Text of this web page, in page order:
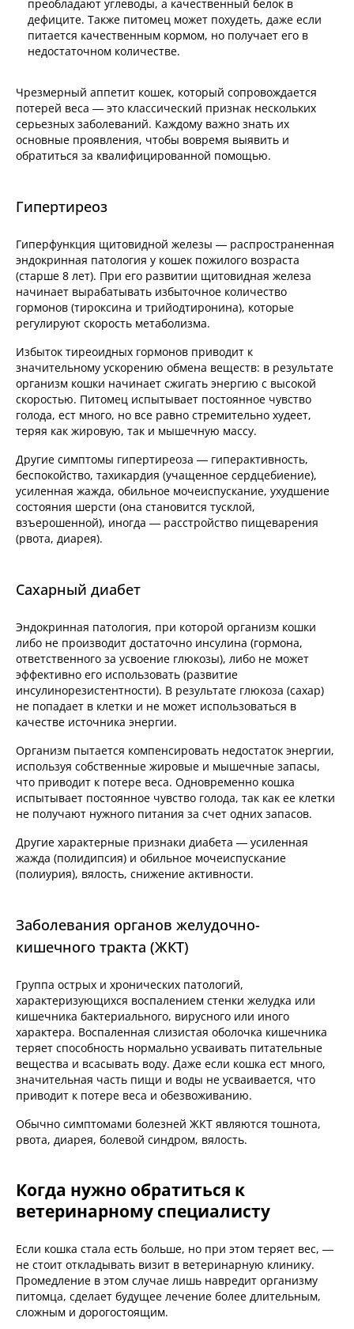
преобладают углеводы, а качественный белок в
дефиците. Также питомец может похудеть, даже если
питается качественным кормом, но получает его в
недостаточном количестве.
Чрезмерный аппетит кошек, который сопровождается
потерей веса — это классический признак нескольких
серьезных заболеваний. Каждому важно знать их
основные проявления, чтобы вовремя выявить и
обратиться за квалифицированной помощью.
Гипертиреоз
Гиперфункция щитовидной железы — распространенная
эндокринная патология у кошек пожилого возраста
(старше 8 лет). При его развитии щитовидная железа
начинает вырабатывать избыточное количество
гормонов (тироксина и трийодтиронина), которые
регулируют скорость метаболизма.
Избыток тиреоидных гормонов приводит к
значительному ускорению обмена веществ: в результате
организм кошки начинает сжигать энергию с высокой
скоростью. Питомец испытывает постоянное чувство
голода, ест много, но все равно стремительно худеет,
теряя как жировую, так и мышечную массу.
Другие симптомы гипертиреоза — гиперактивность,
беспокойство, тахикардия (учащенное сердцебиение),
усиленная жажда, обильное мочеиспускание, ухудшение
состояния шерсти (она становится тусклой,
взъерошенной), иногда — расстройство пищеварения
(рвота, диарея).
Сахарный диабет
Эндокринная патология, при которой организм кошки
либо не производит достаточно инсулина (гормона,
ответственного за усвоение глюкозы), либо не может
эффективно его использовать (развитие
инсулинорезистентности). В результате глюкоза (сахар)
не попадает в клетки и не может использоваться в
качестве источника энергии.
Организм пытается компенсировать недостаток энергии,
используя собственные жировые и мышечные запасы,
что приводит к потере веса. Одновременно кошка
испытывает постоянное чувство голода, так как ее клетки
не получают нужного питания за счет одних запасов.
Другие характерные признаки диабета — усиленная
жажда (полидипсия) и обильное мочеиспускание
(полиурия), вялость, снижение активности.
Заболевания органов желудочно-
кишечного тракта (ЖКТ)
Группа острых и хронических патологий,
характеризующихся воспалением стенки желудка или
кишечника бактериального, вирусного или иного
характера. Воспаленная слизистая оболочка кишечника
теряет способность нормально усваивать питательные
вещества и всасывать воду. Даже если кошка ест много,
значительная часть пищи и воды не усваивается, что
приводит к потере веса и обезвоживанию.
Обычно симптомами болезней ЖКТ являются тошнота,
рвота, диарея, болевой синдром, вялость.
Когда нужно обратиться к
ветеринарному специалисту
Если кошка стала есть больше, но при этом теряет вес, —
не стоит откладывать визит в ветеринарную клинику.
Промедление в этом случае лишь навредит организму
питомца, сделает будущее лечение более длительным,
сложным и дорогостоящим.